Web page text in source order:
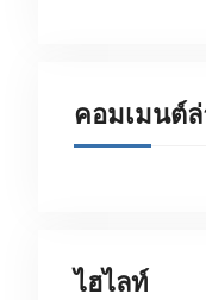
คอมเมนต์
ไฮไลท์